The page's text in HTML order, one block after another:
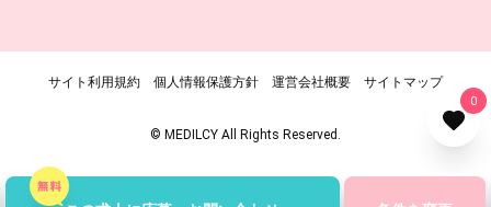
サイト利用規約 個人情報保護方針 運営会社概要 サイトマップ
© MEDILCY All Rights Reserved.
0